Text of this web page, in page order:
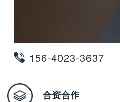
156-4023-3637
合资合作